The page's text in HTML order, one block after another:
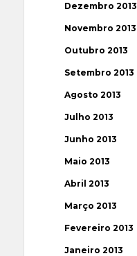
Dezembro 2013
Novembro 2013
Outubro 2013
Setembro 2013
Agosto 2013
Julho 2013
Junho 2013
Maio 2013
Abril 2013
Março 2013
Fevereiro 2013
Janeiro 2013